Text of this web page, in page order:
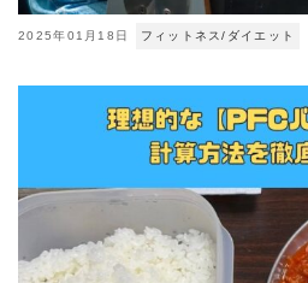
2025年01月18日 フィットネス/ダイエット